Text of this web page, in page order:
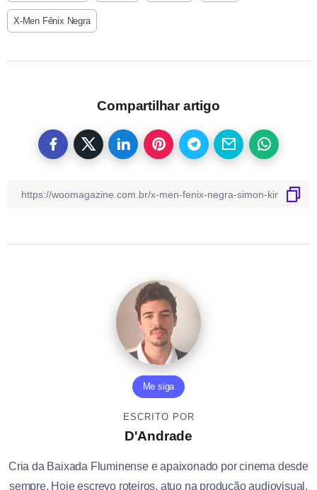
X-Men Fênix Negra
Compartilhar artigo
Me siga
ESCRITO POR
D'Andrade
Cria da Baixada Fluminense e apaixonado por cinema desde
sempre. Hoje escrevo roteiros, atuo na produção audiovisual,